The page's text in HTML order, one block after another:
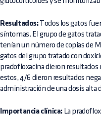
Resultados:Todos los gatos
síntomas. El grupo de gatos
tenían un número de copias de
gatos del grupo tratado con
pradofloxacina dieron
estos, 4/6 dieron resultados
administración de una dosis alta
Importancia clínica: La